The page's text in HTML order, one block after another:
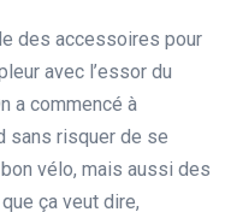
des accessoires pour
avec l’essor du
a commencé à
sans risquer de se
vélo, mais aussi des
ça veut dire,